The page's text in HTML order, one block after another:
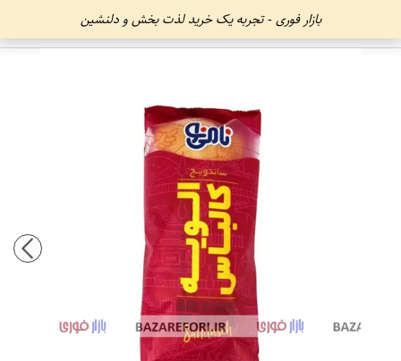
بازار فوری - تجربه یک خرید لذت بخش و دلنشین